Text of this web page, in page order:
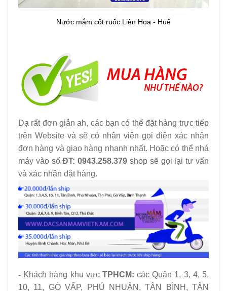
Nước mắm cốt ruốc Liên Hoa - Huế
Dạ rất đơn giản ah, các bạn có thể đặt hàng trực tiếp
trên Website và sẽ có nhân viên gọi điện xác nhận
đơn hàng và giao hàng nhanh nhất. Hoặc có thể nhá
máy vào sốĐT: 0943.258.379 shop sẽ gọi lại tư vấn
và xác nhận đặt hàng.
- Khách hàng khu vựcTPHCM:các Quận 1, 3, 4, 5,
10, 11, GÒ VẤP, PHÚ NHUẬN, TÂN BÌNH, TÂN